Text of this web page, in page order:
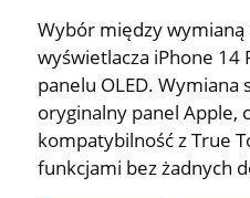
Wybór między wymianą
wyświetlacza iPhone 14
panelu OLED. Wymiana
oryginalny panel Apple,
kompatybilność z True
funkcjami bez żadnych